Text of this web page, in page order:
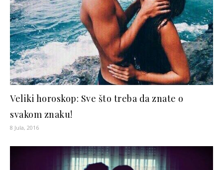
Veliki horoskop: Sve što treba da znate o
svakom znaku!
8 Jula, 2016